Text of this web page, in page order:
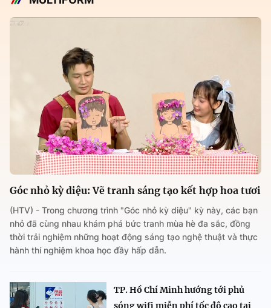
Góc nhỏ kỳ diệu: Vẽ tranh sáng tạo kết hợp hoa tươi
(HTV) - Trong chương trình "Góc nhỏ kỳ diệu" kỳ này, các bạn
nhỏ đã cùng nhau khám phá bức tranh mùa hè đa sắc, đồng
thời trải nghiệm những hoạt động sáng tạo nghệ thuật và thực
hành thí nghiệm khoa học đầy hấp dẫn.
TP. Hồ Chí Minh hướng tới phủ
sóng wifi miễn phí tốc độ cao tại